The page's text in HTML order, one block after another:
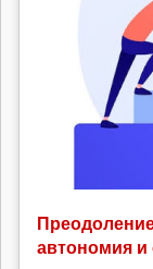
автономия и